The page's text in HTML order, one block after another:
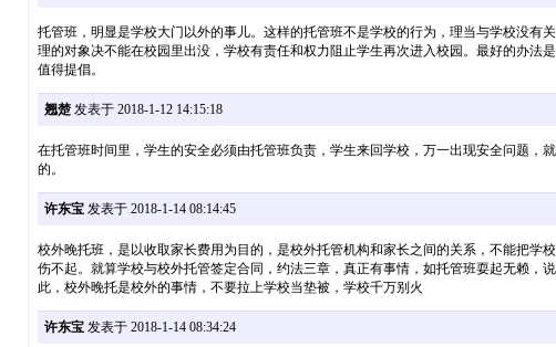
托管班，明显是学校大门以外的事儿。这样的托管班不是学校的行为，理当与学校没
理的对象决不能在校园里出没，学校有责任和权力阻止学生再次进入校园。最好的办法
值得提倡。
翘楚发表于 2018-1-12 14:15:18
在托管班时间里，学生的安全必须由托管班负责，学生来回学校，万一出现安全问题
的。
许东宝发表于 2018-1-14 08:14:45
校外晚托班，是以收取家长费用为目的，是校外托管机构和家长之间的关系，不能把
伤不起。就算学校与校外托管签定合同，约法三章，真正有事情，如托管班耍起无赖
此，校外晚托是校外的事情，不要拉上学校当垫被，学校千万别火
许东宝发表于 2018-1-14 08:34:24